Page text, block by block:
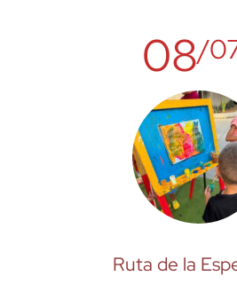
08/
Ruta de la